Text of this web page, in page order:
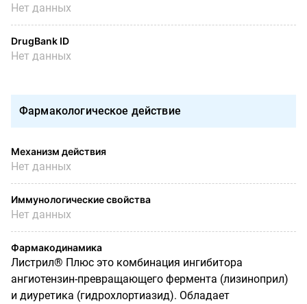
Нет данных
DrugBank ID
Нет данных
Фармакологическое действие
Механизм действия
Нет данных
Иммунологические свойства
Нет данных
Фармакодинамика
Листрил® Плюс это комбинация ингибитора
ангиотензин-превращающего фермента (лизиноприл)
и диуретика (гидрохлортиазид). Обладает